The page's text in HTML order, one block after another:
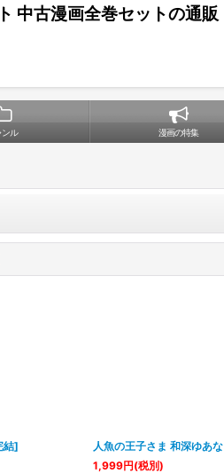
中古漫画全巻セットの通販
ンル 漫画の特集
結]
人魚の王子さま 和深ゆあな
1,999円(税別)